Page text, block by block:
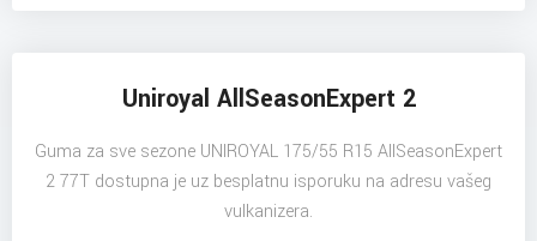
Uniroyal AllSeasonExpert 2
Guma za sve sezone UNIROYAL 175/55 R15 AllSeasonExpert
2 77T dostupna je uz besplatnu isporuku na adresu vašeg
vulkanizera.